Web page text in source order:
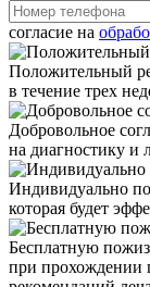
согласие на
Положительный
в течение трех
Добровольное
на диагностику и
Индивидуально
которая будет
Бесплатную
при прохождении